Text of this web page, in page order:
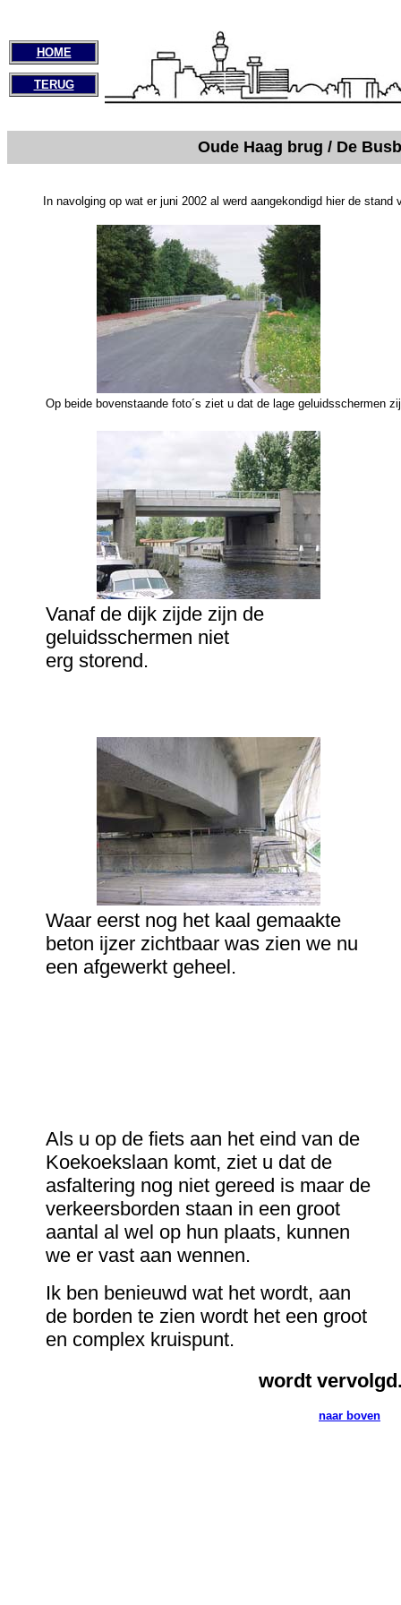
HOME
TERUG
Oude Haag brug / De
In navolging op wat er juni 2002 al werd aangekondigd hier de stand
Op beide bovenstaande foto´s ziet u dat de lage geluidsschermen
Vanaf de dijk zijde zijn de
geluidsschermen niet
erg storend.
Waar eerst nog het kaal gemaakte
beton ijzer zichtbaar was zien we nu
een afgewerkt geheel.
Als u op de fiets aan het eind van de
Koekoekslaan komt, ziet u dat de
asfaltering nog niet gereed is maar de
verkeersborden staan in een groot
aantal al wel op hun plaats, kunnen
we er vast aan wennen.
Ik ben benieuwd wat het wordt, aan
de borden te zien wordt het een groot
en complex kruispunt.
wordt
naar boven